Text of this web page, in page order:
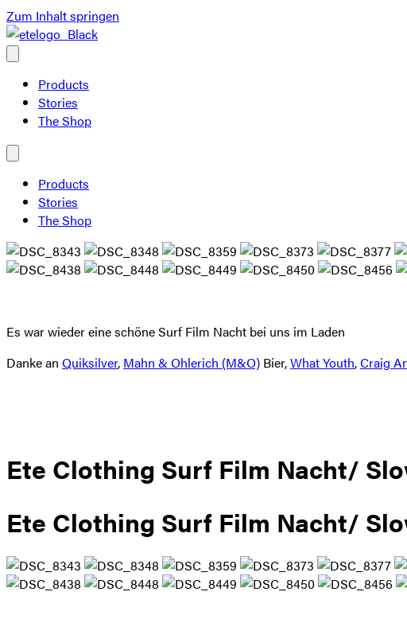
Zum Inhalt springen
Products
Stories
The Shop
Products
Stories
The Shop
Es war wieder eine schöne Surf Film Nacht bei uns im Laden
Danke an Quiksilver, Mahn & Ohlerich (M&O) Bier,What Youth,Craig
Ete Clothing Surf Film Nacht/
Ete Clothing Surf Film Nacht/